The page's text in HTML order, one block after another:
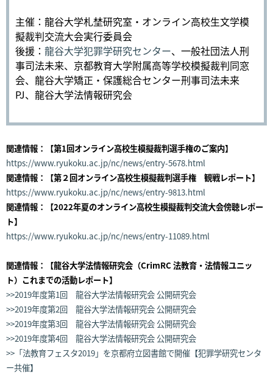
主催：龍谷大学札埜研究室・オンライン高校生文学模
擬裁判交流大会実行委員会
後援： 龍谷大学犯罪学研究センター、一般社団法人刑
事司法未来、京都教育大学附属高等学校模擬裁判同窓
会、龍谷大学矯正・保護総合センター刑事司法未来
PJ、龍谷大学法情報研究会
関連情報：【第1回オンライン高校生模擬裁判選手権のご案内】
https://www.ryukoku.ac.jp/nc/news/entry-5678.html
関連情報：【第２回オンライン高校生模擬裁判選手権 観戦レポート】
https://www.ryukoku.ac.jp/nc/news/entry-9813.html
関連情報：【2022年夏のオンライン高校生模擬裁判交流大会傍聴レポー
ト】
https://www.ryukoku.ac.jp/nc/news/entry-11089.html
関連情報：【龍谷大学法情報研究会（CrimRC 法教育・法情報ユニッ
ト）これまでの活動レポート】
>>2019年度第1回 龍谷大学法情報研究会 公開研究会
>>2019年度第2回 龍谷大学法情報研究会 公開研究会
>>2019年度第3回 龍谷大学法情報研究会 公開研究会
>>2019年度第4回 龍谷大学法情報研究会 公開研究会
>>「法教育フェスタ2019」を京都府立図書館で開催【犯罪学研究センタ
ー共催】